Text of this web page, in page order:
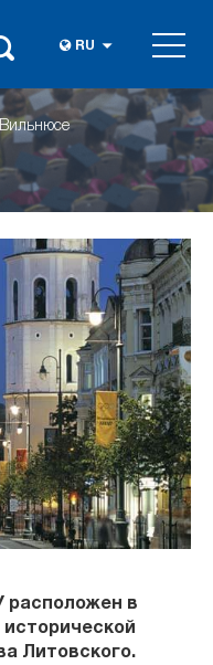
RU
расположен в
Литовского.